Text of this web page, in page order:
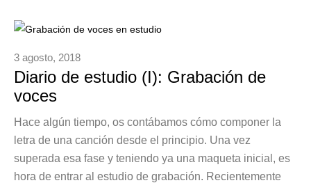
3 agosto, 2018
Diario de estudio (I): Grabación de
voces
Hace algún tiempo, os contábamos cómo componer la
letra de una canción desde el principio. Una vez
superada esa fase y teniendo ya una maqueta inicial, es
hora de entrar al estudio de grabación. Recientemente